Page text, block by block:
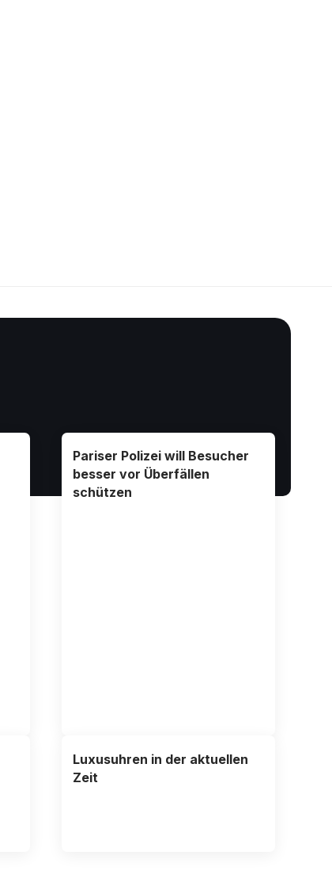
Pariser Polizei will Besucher
besser vor Überfällen
schützen
Luxusuhren in der aktuellen
Zeit